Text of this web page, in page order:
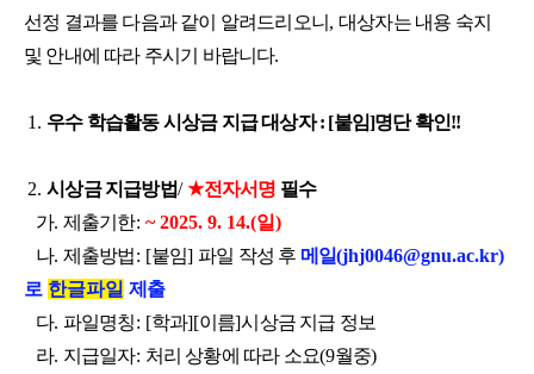
선정 결과를 다음과 같이 알려드리오니 , 대상자는 내용 숙지
및 안내에 따라 주시기 바랍니다.
1. 우수 학습활동 시상금 지급 대상자 : [붙임]명단 확인!!
2.시상금 지급방법/★전자서명 필수
가. 제출기한: ~ 2025. 9. 14.(일)
나. 제출방법: [붙임] 파일 작성 후 메일(jhj0046@gnu.ac.kr)
로 한글파일 제출
다. 파일명칭: [학과][이름]시상금 지급 정보
라. 지급일자: 처리 상황에 따라 소요(9월중)